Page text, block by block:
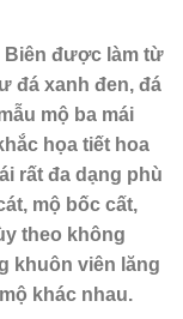
Biên được làm từ
đá xanh đen, đá
mộ ba mái
họa tiết hoa
rất đa dạng phù
mộ bốc cất,
theo không
khuôn viên lăng
khác nhau.